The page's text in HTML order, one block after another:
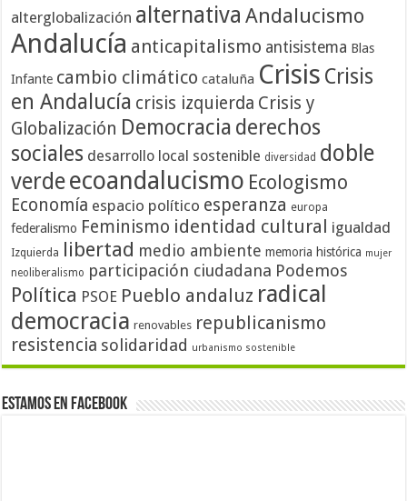
alterglobalización alternativa Andalucismo
Andalucía anticapitalismo antisistema Blas
Infante cambio climático cataluña Crisis Crisis
en Andalucía crisis izquierda Crisis y
Globalización Democracia derechos
sociales desarrollo local sostenible diversidad doble
verdeecoandalucismo Ecologismo
Economía espacio político esperanza europa
federalismo Feminismo identidad cultural igualdad
Izquierda libertad medio ambiente memoria histórica mujer
neoliberalismo participación ciudadana Podemos
Política PSOE Pueblo andaluz radical
democracia renovables republicanismo
resistencia solidaridad urbanismo sostenible
Estamos en Facebook